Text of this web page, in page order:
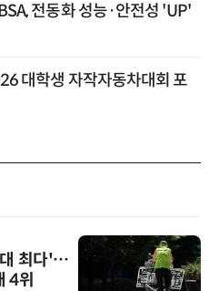
전동화 성능·안전성 'UP'
대학생 자작자동차대회 포
최다'…
4위